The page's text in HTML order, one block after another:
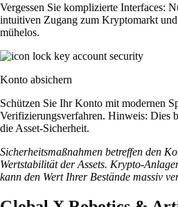
Vergessen Sie komplizierte Interfaces:
intuitiven Zugang zum Kryptomarkt
mühelos.
Konto absichern
Schützen Sie Ihr Konto mit modernen
Verifizierungsverfahren. Hinweis: Dies
die Asset-Sicherheit.
Sicherheitsmaßnahmen betreffen den
Wertstabilität der Assets. Krypto-
kann den Wert Ihrer Bestände massiv